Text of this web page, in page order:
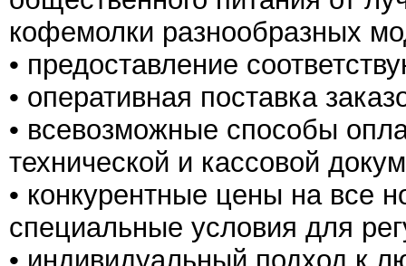
кофемолки разнообразных
• предоставление
• оперативная поставка
• всевозможные способы
технической и кассовой
• конкурентные цены на все
специальные условия для